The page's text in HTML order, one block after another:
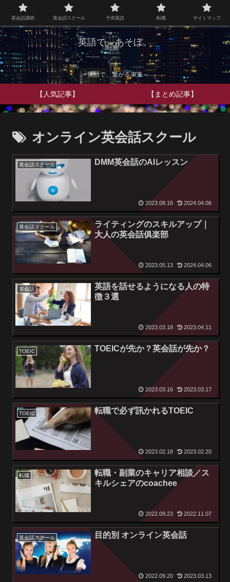
英語で、あそぼ。
～英語で、繋がる未来～
【人気記事】 【まとめ記事】
オンライン英会話スクール
英会話スクール DMM英会話のAIレッスン
2023.08.16 2024.04.06
英会話スクール
ライティングのスキルアップ｜
大人の英会話俱楽部
2023.05.13 2024.04.06
英会話
英語を話せるようになる人の特
徴３選
2023.03.18 2023.04.11
TOEIC TOEICが先か？英会話が先か？
2023.03.16 2023.03.17
TOEIC 転職で必ず訊かれるTOEIC
2023.02.18 2023.02.20
転職
転職・副業のキャリア相談／ス
キルシェアのcoachee
2022.09.23 2022.11.07
英会話スクール 目的別 オンライン英会話
2022.09.20 2023.03.13
英会話講師 英会話スクール 子供英語 転職 サイトマップ